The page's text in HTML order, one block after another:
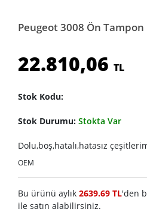
Peugeot 3008 Ön Tampon
22.810,06 TL
Stok Kodu:
Stok Durumu: Stokta Var
Dolu,boş,hatalı,hatasız
OEM
Bu ürünü aylık 2639.69 TL'den
ile satın alabilirsiniz.